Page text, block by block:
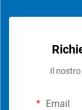
Il
Email